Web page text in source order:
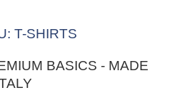
T-SHIRTS
BASICS - MADE